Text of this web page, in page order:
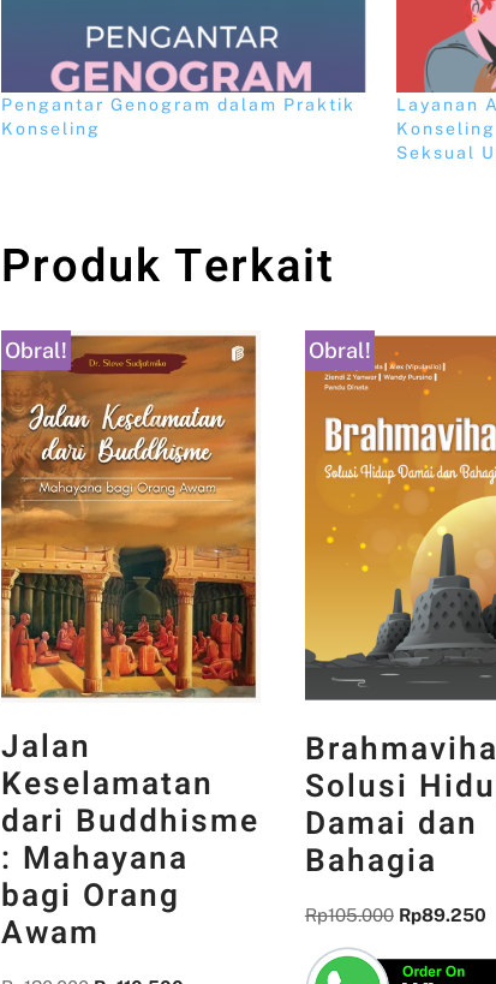
Pengantar Genogram dalam Praktik
Konseling
Layanan
Seksual
Produk Terkait
Obral!
Jalan
Keselamatan
dari Buddhisme
: Mahayana
bagi Orang
Awam
Obral!
Solusi
Damai dan
Bahagia
Rp105.000 Rp89.250